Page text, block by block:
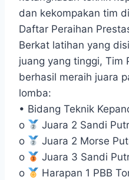
dan kekompakan tim
Daftar Peraihan
Berkat latihan yang
juang yang tinggi, Tim
berhasil meraih juara
lomba:
• Bidang Teknik
o
Juara 2 Sandi
o
Juara 2 Morse
o
Juara 3 Sandi
o
Harapan 1 PBB